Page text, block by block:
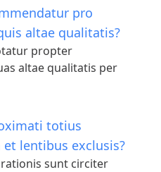
pro
altae qualitatis?
propter
altae qualitatis per
totius
lentibus exclusis?
sunt circiter